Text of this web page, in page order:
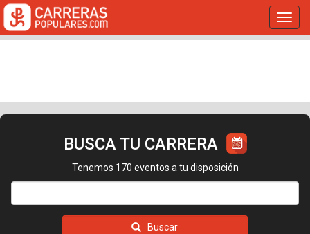
BUSCA TU CARRERA
Tenemos 170 eventos a tu disposición
Buscar